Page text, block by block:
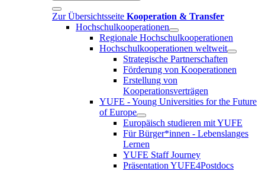
Zur Übersichtsseite Kooperation & Transfer
Hochschulkooperationen
Regionale Hochschulkooperationen
Hochschulkooperationen weltweit
Strategische Partnerschaften
Förderung von Kooperationen
Erstellung von
Kooperationsverträgen
YUFE - Young Universities for the Future
of Europe
Europäisch studieren mit YUFE
Für Bürger*innen - Lebenslanges
Lernen
YUFE Staff Journey
Präsentation YUFE4Postdocs